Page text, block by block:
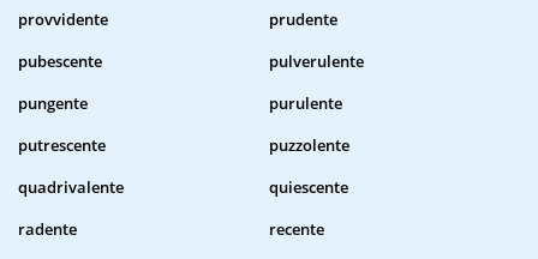
provvidente
prudente
pubescente
pulverulente
pungente
purulente
putrescente
puzzolente
quadrivalente
quiescente
radente
recente